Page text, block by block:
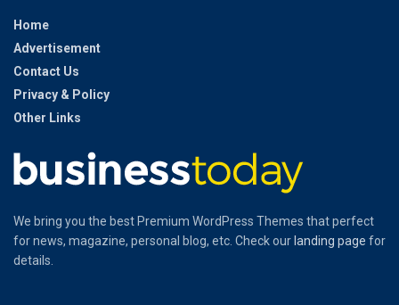
Home
Advertisement
Contact Us
Privacy & Policy
Other Links
We bring you the best Premium WordPress Themes that perfect
for news, magazine, personal blog, etc. Check our landing page for
details.